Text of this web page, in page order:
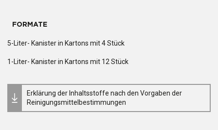
FORMATE
5-Liter- Kanister in Kartons mit 4 Stück
1-Liter- Kanister in Kartons mit 12 Stück
Erklärung der Inhaltsstoffe nach den Vorgaben der
Reinigungsmittelbestimmungen